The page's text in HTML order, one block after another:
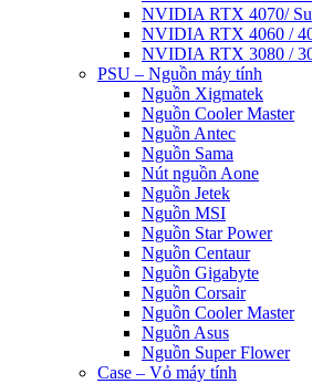
NVIDIA RTX 4070/
NVIDIA RTX 4060 /
NVIDIA RTX 3080 /
PSU – Nguồn máy tính
Nguồn Xigmatek
Nguồn Cooler Master
Nguồn Antec
Nguồn Sama
Nút nguồn Aone
Nguồn Jetek
Nguồn MSI
Nguồn Star Power
Nguồn Centaur
Nguồn Gigabyte
Nguồn Corsair
Nguồn Cooler Master
Nguồn Asus
Nguồn Super Flower
Case – Vỏ máy tính